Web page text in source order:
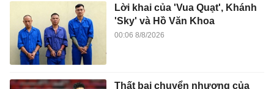
Lời khai của 'Vua Quạt', Khánh
'Sky' và Hồ Văn Khoa
00:06 8/8/2026
Thất bại chuyển nhượng của